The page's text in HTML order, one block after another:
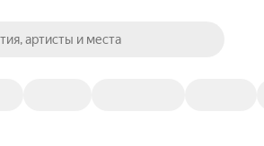
артисты и места